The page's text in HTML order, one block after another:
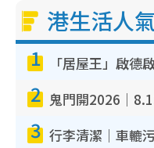
港生活人
1
2
3